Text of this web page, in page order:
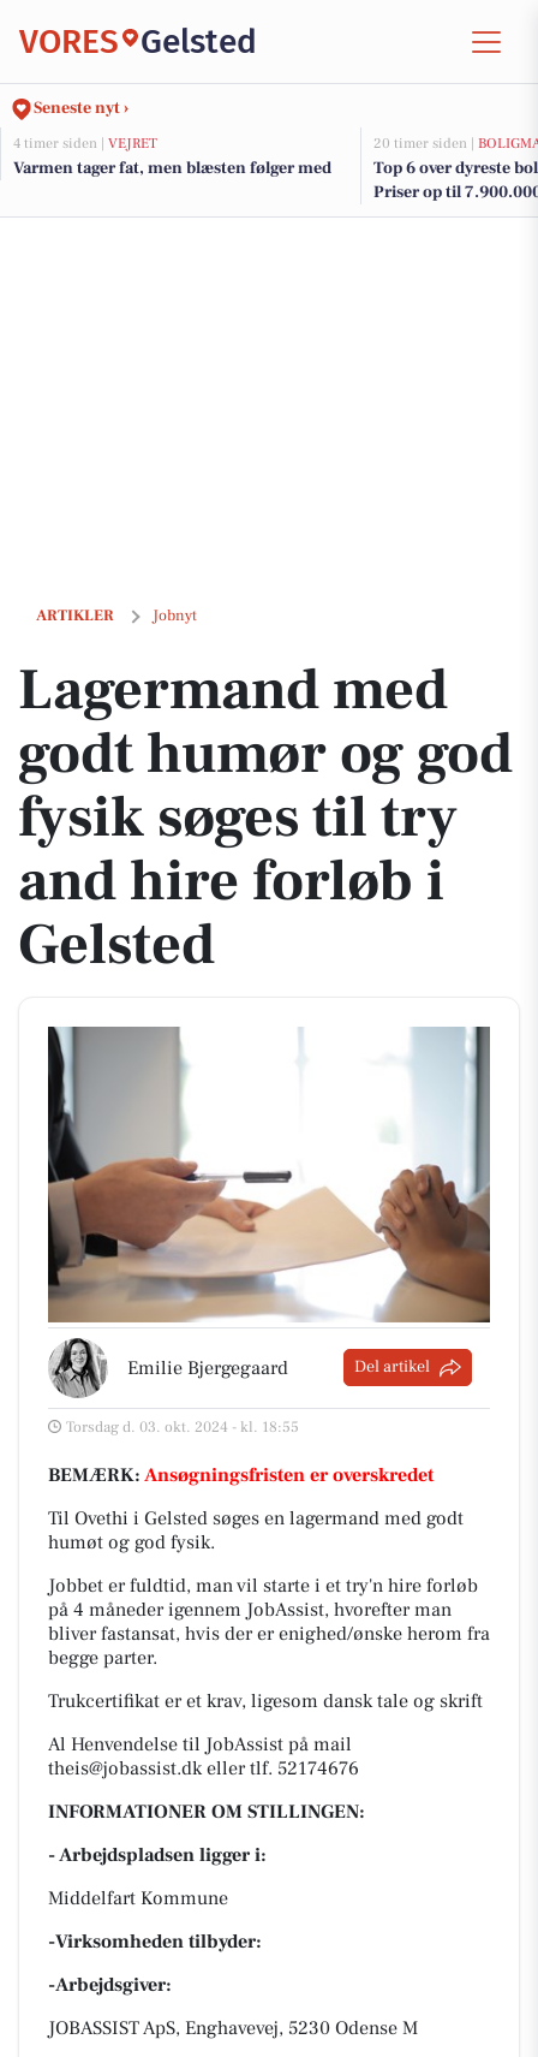
VORES Gelsted
Seneste nyt ›
4 timer siden | VEJRET
Varmen tager fat, men blæsten følger med
20 timer siden |
Top 6 over dyreste
Priser op til
ARTIKLER Jobnyt
Lagermand med godt humør og god fysik søges til try and hire forløb
Lagermand med
godt humør og god
fysik søges til try
and hire forløb i
Gelsted
Emilie Bjergegaard Del artikel
Torsdag d. 03. okt. 2024 - kl. 18:55
BEMÆRK: Ansøgningsfristen er overskredet
Til Ovethi i Gelsted søges en lagermand med godt
humøt og god fysik.
Jobbet er fuldtid, man vil starte i et try'n hire forløb
på 4 måneder igennem JobAssist, hvorefter man
bliver fastansat, hvis der er enighed/ønske herom fra
begge parter.
Trukcertifikat er et krav, ligesom dansk tale og skrift
Al Henvendelse til JobAssist på mail
theis@jobassist.dk eller tlf. 52174676
INFORMATIONER OM STILLINGEN:
- Arbejdspladsen ligger i:
Middelfart Kommune
-Virksomheden tilbyder:
-Arbejdsgiver:
JOBASSIST ApS, Enghavevej, 5230 Odense M